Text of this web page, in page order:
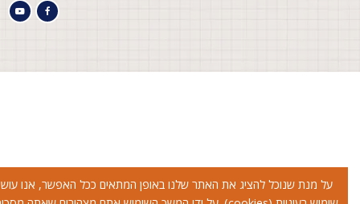
על מנת שנוכל להציג את האתר שלנו באופן המתאים ככל האפשר, אנו עושים